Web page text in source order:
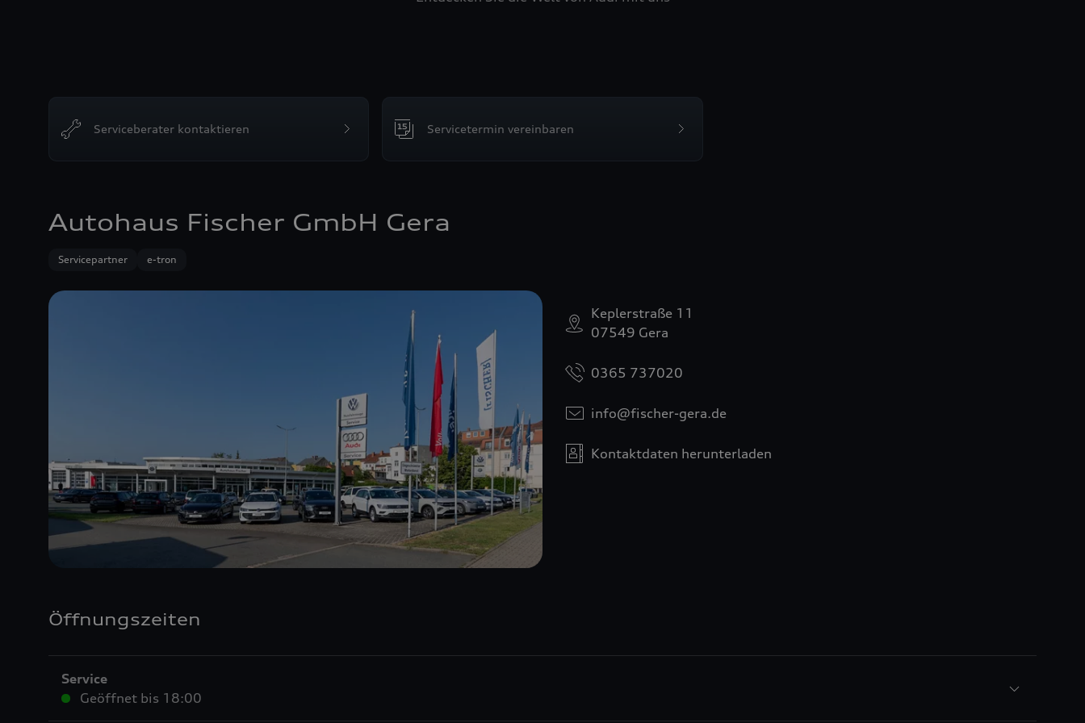
Serviceberater kontaktieren Servicetermin vereinbaren
Autohaus Fischer GmbH Gera
Servicepartner e-tron
Keplerstraße 11
07549 Gera
0365 737020
info@fischer-gera.de
Kontaktdaten herunterladen
Öffnungszeiten
Service
Geöffnet bis 18:00